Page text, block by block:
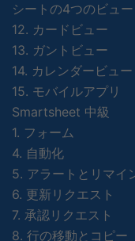
シートの4つのビュー
12. カードビュー
13. ガントビュー
14. カレンダービュー
15. モバイルアプリ
Smartsheet 中級
1. フォーム
4. 自動化
5. アラートとリマイ
6. 更新リクエスト
7. 承認リクエスト
8. 行の移動とコピー